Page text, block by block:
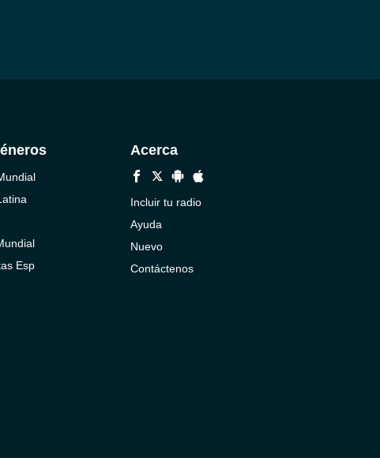
Esp
Acerca
Incluir tu radio
Ayuda
Nuevo
Contáctenos